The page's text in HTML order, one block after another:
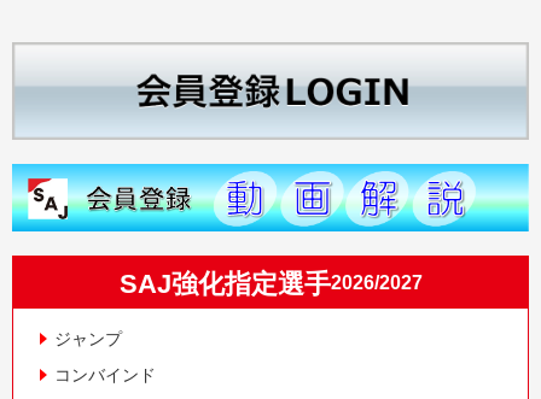
SAJ強化指定選手2026/2027
ジャンプ
コンバインド